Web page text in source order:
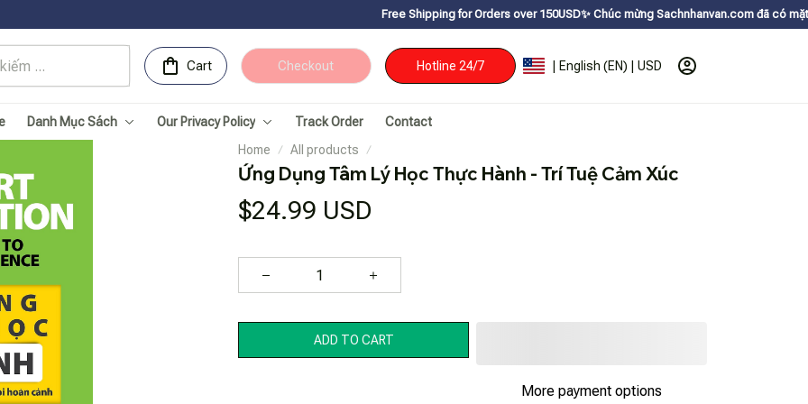
Free Shipping for Orders over 150USDㅤ✨ Chúc mừng Sachnhanvan.com đã có mặt hơn 200
Cart Checkout Hotline 24/7 | English (EN) | USD
Danh Mục Sách Our Privacy Policy Track Order
Contact
Home
All products
Ứng Dụng Tâm Lý Học Thực Hành - Trí Tuệ Cảm Xúc
$24.99 USD
ADD TO CART
More payment options